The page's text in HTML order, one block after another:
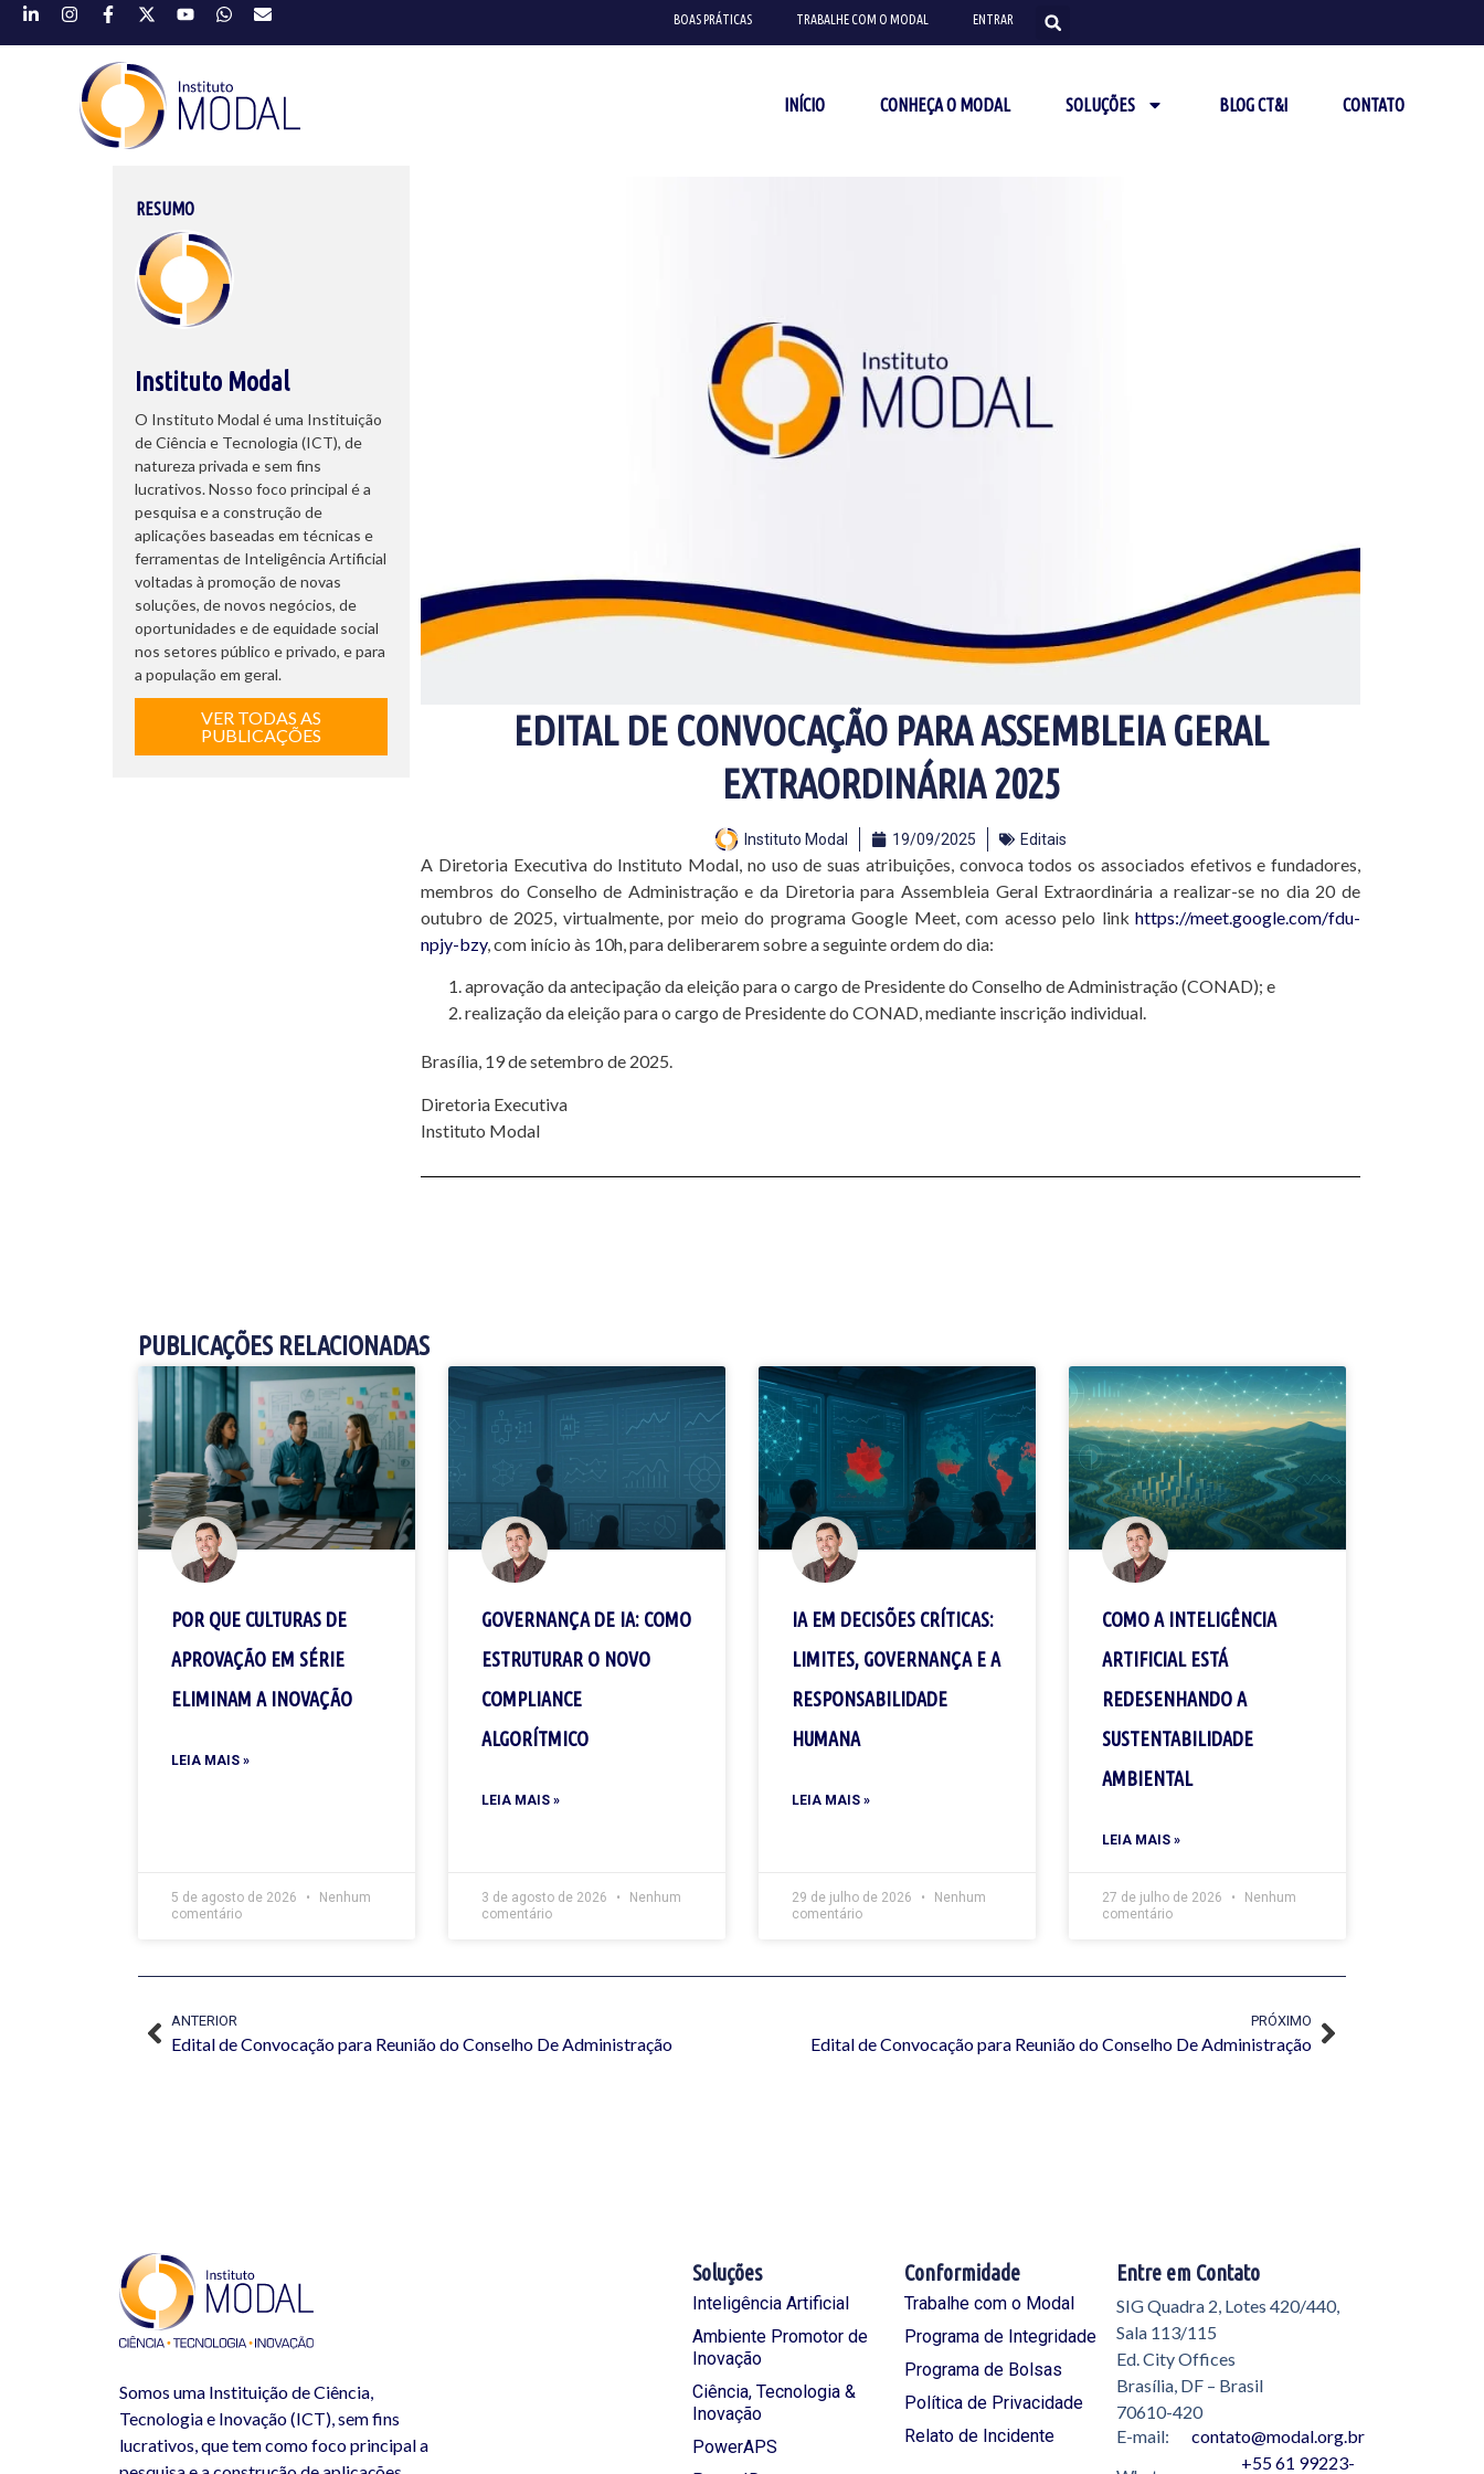
BOAS PRÁTICAS TRABALHE COM O MODAL ENTRAR
INÍCIO CONHEÇA O MODAL SOLUÇÕES BLOG CT&I CONTATO
RESUMO
Instituto Modal
O Instituto Modal é uma Instituição
de Ciência e Tecnologia (ICT), de
natureza privada e sem fins
lucrativos. Nosso foco principal é a
pesquisa e a construção de
aplicações baseadas em técnicas e
ferramentas de Inteligência Artificial
voltadas à promoção de novas
soluções, de novos negócios, de
oportunidades e de equidade social
nos setores público e privado, e para
a população em geral.
VER TODAS AS
PUBLICAÇÕES
EDITAL DE CONVOCAÇÃO PARA ASSEMBLEIA GERAL
EXTRAORDINÁRIA 2025
Instituto Modal 19/09/2025 Editais
A Diretoria Executiva do Instituto Modal, no uso de suas atribuições, convoca todos os associados efetivos e fundadores,
membros do Conselho de Administração e da Diretoria para Assembleia Geral Extraordinária a realizar-se no dia 20 de
outubro de 2025, virtualmente, por meio do programa Google Meet, com acesso pelo link https://meet.google.com/fdu-
npjy-bzy, com início às 10h, para deliberarem sobre a seguinte ordem do dia:
aprovação da antecipação da eleição para o cargo de Presidente do Conselho de Administração (CONAD); e
realização da eleição para o cargo de Presidente do CONAD, mediante inscrição individual.
Brasília, 19 de setembro de 2025.
Diretoria Executiva
Instituto Modal
PUBLICAÇÕES RELACIONADAS
POR QUE CULTURAS DE
APROVAÇÃO EM SÉRIE
ELIMINAM A INOVAÇÃO
LEIA MAIS »
5 de agosto de 2026
Nenhum
comentário
GOVERNANÇA DE IA: COMO
ESTRUTURAR O NOVO
COMPLIANCE
ALGORÍTMICO
LEIA MAIS »
3 de agosto de 2026
Nenhum
comentário
IA EM DECISÕES CRÍTICAS:
LIMITES, GOVERNANÇA E A
RESPONSABILIDADE
HUMANA
LEIA MAIS »
29 de julho de 2026
Nenhum
comentário
COMO A INTELIGÊNCIA
ARTIFICIAL ESTÁ
REDESENHANDO A
SUSTENTABILIDADE
AMBIENTAL
LEIA MAIS »
27 de julho de 2026
Nenhum
comentário
ANTERIOR
Edital de Convocação para Reunião do Conselho De Administração
PRÓXIMO
Edital de Convocação para Reunião do Conselho De Administração
Somos uma Instituição de Ciência,
Tecnologia e Inovação (ICT), sem fins
lucrativos, que tem como foco principal a
Soluções
Inteligência Artificial
Ambiente Promotor de
Inovação
Ciência, Tecnologia &
Inovação
PowerAPS
Conformidade
Trabalhe com o Modal
Programa de Integridade
Programa de Bolsas
Política de Privacidade
Relato de Incidente
Entre em Contato
SIG Quadra 2, Lotes 420/440,
Sala 113/115
Ed. City Offices
Brasília, DF – Brasil
70610-420
E-mail:
contato@modal.org.br
+55 61 99223-